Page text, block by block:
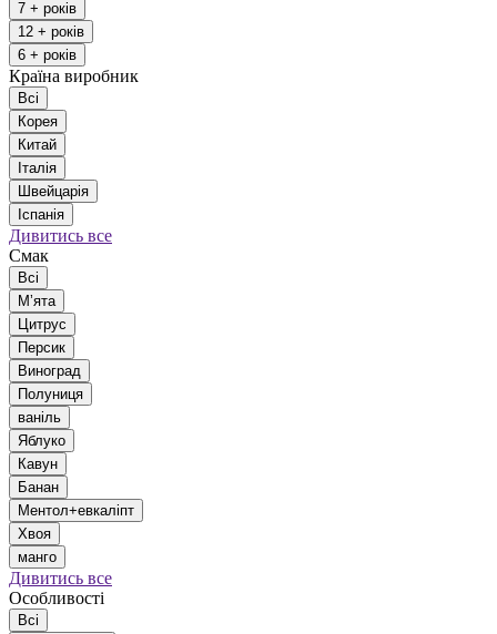
7 + років
12 + років
6 + років
Країна виробник
Всі
Корея
Китай
Італія
Швейцарія
Іспанія
Дивитись все
Смак
Всі
Мʼята
Цитрус
Персик
Виноград
Полуниця
ваніль
Яблуко
Кавун
Банан
Ментол+евкаліпт
Хвоя
манго
Дивитись все
Особливості
Всі